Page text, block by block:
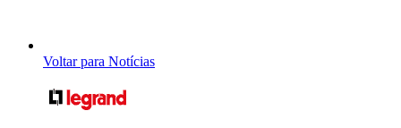
Voltar para Notícias